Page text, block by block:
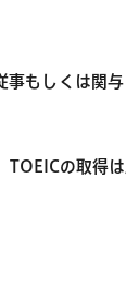
事もしくは関
の取得